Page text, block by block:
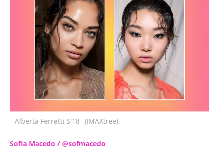
Alberta Ferretti S'18 (IMAXtree)
Sofia Macedo / @sofmacedo